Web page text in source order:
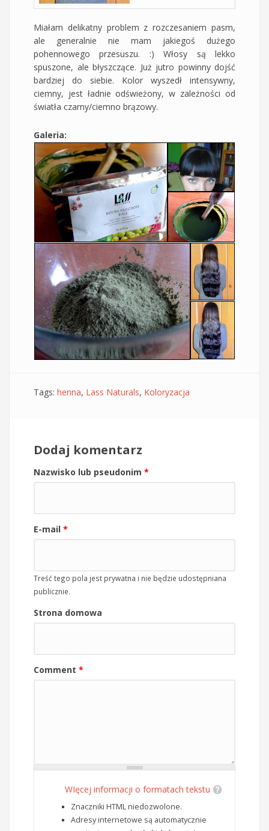
Miałam delikatny problem z rozczesaniem pasm,
ale generalnie nie mam jakiegoś dużego
pohennowego przesuszu. :) Włosy są lekko
spuszone, ale błyszczące. Już jutro powinny dojść
bardziej do siebie. Kolor wyszedł intensywny,
ciemny, jest ładnie odświeżony, w zależności od
światła czarny/ciemno brązowy.
Galeria:
Tags: henna, Lass Naturals, Koloryzacja
Dodaj komentarz
Nazwisko lub pseudonim *
E-mail *
Treść tego pola jest prywatna i nie będzie udostępniana
publicznie.
Strona domowa
Comment *
WIęcej informacji o formatach tekstu
Znaczniki HTML niedozwolone.
Adresy internetowe są automatycznie